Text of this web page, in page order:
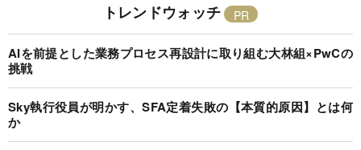
トレンドウォッチ
AIを前提とした業務プロセス再設計に取り組む大林組×PwCの
挑戦
Sky執行役員が明かす、SFA定着失敗の【本質的原因】とは何
か